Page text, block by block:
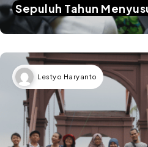
Sepuluh Tahun
Lestyo Haryanto